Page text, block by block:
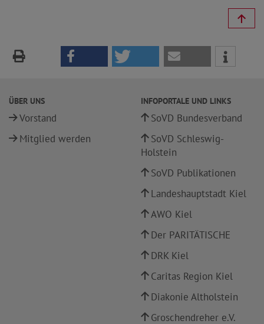
ÜBER UNS
Vorstand
Mitglied werden
INFOPORTALE UND LINKS
SoVD Bundesverband
SoVD Schleswig-
Holstein
SoVD Publikationen
Landeshauptstadt Kiel
AWO Kiel
Der PARITÄTISCHE
DRK Kiel
Caritas Region Kiel
Diakonie Altholstein
Groschendreher e.V.